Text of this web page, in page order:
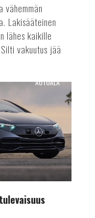
vähemmän
Lakisääteinen
lähes kaikille
vakuutus jää
AUTOALA